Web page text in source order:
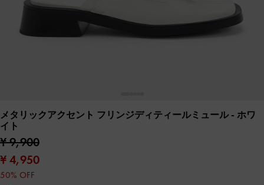
メタリックアクセント フリンジディティールミュール- ホワ
イト
¥ 9,900
¥ 4,950
50% OFF